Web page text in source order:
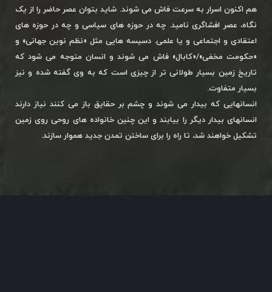
هم اکنون اسرار به سرعت فاش می شوند. شاید بتوان عصر حاضر را از یک
نگاه، عصر افشاگری نامید. چه در حوزه های سیاسی و چه در حوزه های
اعتقادی و اجتماعی و یا علمی. دسیسه هایی مثل «نظم نوین جهانی» و
«حکومت مخفی»/«کابال» فاش می شوند و انسان متوجه می شود که
تاریخ زمین بسیار طولانی تر از چیزی است که به وی گفته شده و نیز
بسیار متفاوت.
انسانهایی که بیدار می شوند و چشم بر حقایق باز می کنند نیاز دارند
انسانهای بیدار دیگر را بیابند و این چنین خانواده های روحی روی زمین
تشکیل خواهند شد، تا راه را برای ساختن تمدن جدید هموار سازند.